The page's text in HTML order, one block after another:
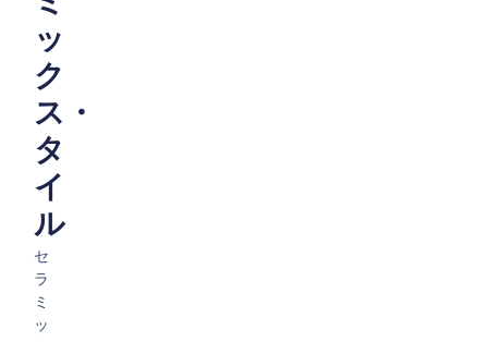
ッ
ク
ス・
タ
イ
ル
セ
ラ
ミ
ッ